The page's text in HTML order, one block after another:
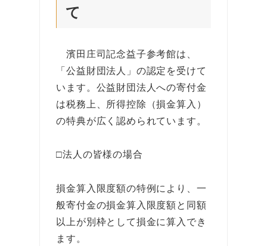
て
濱田庄司記念益子参考館は、
「公益財団法人」の認定を受けて
います。公益財団法人への寄付金
は税務上、所得控除（損金算入）
の特典が広く認められています。
□法人の皆様の場合
損金算入限度額の特例により、一
般寄付金の損金算入限度額と同額
以上が別枠として損金に算入でき
ます。